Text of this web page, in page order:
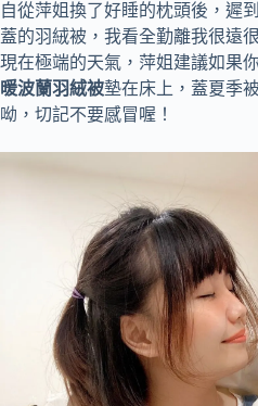
自從萍姐換了好睡的枕頭後，遲
蓋的羽絨被，我看全勤離我很遠
現在極端的天氣，萍姐建議如果
暖波蘭羽絨被墊在床上，蓋夏季
呦，切記不要感冒喔！